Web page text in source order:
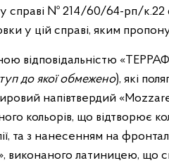
у справі № 214/60/64-рп/к.22
у цій справі, яким
відповідальністю
до якої обмежено), які
напівтвердий
кольорів, що відтворює
та з нанесенням на
латиницею, що